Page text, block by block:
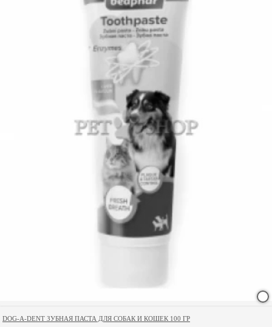
DOG-A-DENT ЗУБНАЯ ПАСТА ДЛЯ СОБАК И КОШЕК 100 ГР